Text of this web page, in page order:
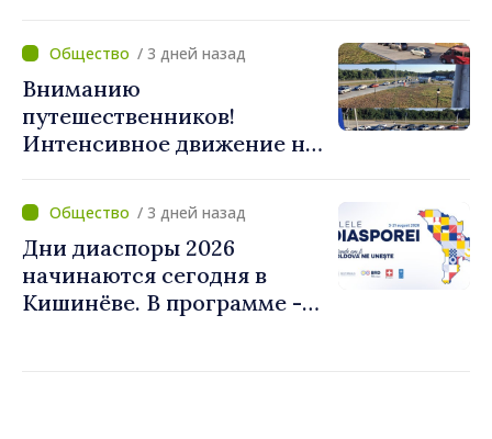
/ 3 дней назад
Вниманию
путешественников!
Интенсивное движение на
направлении выезда из
Республики Молдова
/ 3 дней назад
Дни диаспоры 2026
начинаются сегодня в
Кишинёве. В программе -